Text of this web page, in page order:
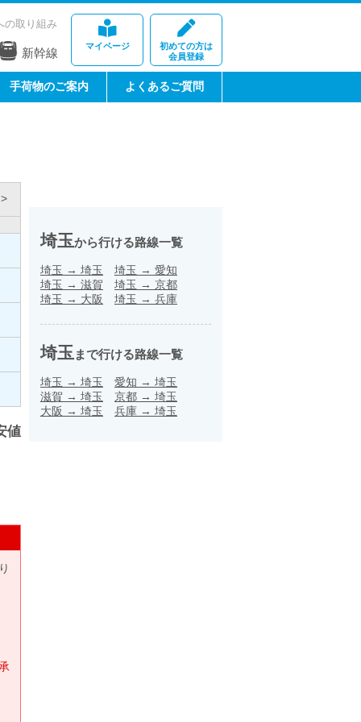
マイページ
初めての方は
会員登録
の取り組み
新幹線
手荷物のご案内 よくあるご質問
値
埼玉から行ける路線一覧
埼玉 → 埼玉 埼玉 → 愛知
埼玉 → 滋賀 埼玉 → 京都
埼玉 → 大阪 埼玉 → 兵庫
埼玉 まで行ける路線一覧
埼玉 → 埼玉 愛知 → 埼玉
滋賀 → 埼玉 京都 → 埼玉
大阪 → 埼玉 兵庫 → 埼玉